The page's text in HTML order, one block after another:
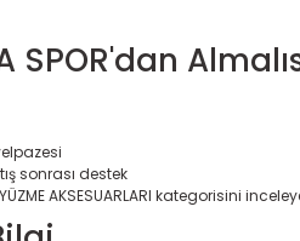
SPOR'dan
sonrası destek
YÜZME AKSESUARLARI kategorisini